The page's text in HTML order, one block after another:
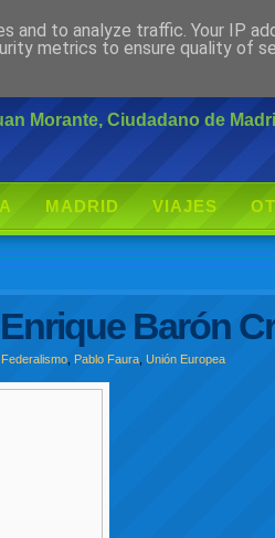
Morante, Ciudadano de
MADRID VIAJES
Barón
Pablo Faura ,Unión Europea
to analyze traffic. Your IP
metrics to ensure quality of